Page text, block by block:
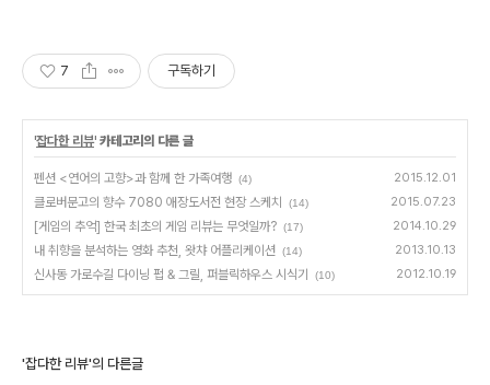
7 구독하기
'잡다한 리뷰' 카테고리의 다른 글
펜션 <연어의 고향>과 함께 한 가족여행 (4) 2015.12.01
클로버문고의 향수 7080 애장도서전 현장 스케치 (14) 2015.07.23
[게임의 추억] 한국 최초의 게임 리뷰는 무엇일까? (17) 2014.10.29
내 취향을 분석하는 영화 추천, 왓챠 어플리케이션 (14) 2013.10.13
신사동 가로수길 다이닝 펍 & 그릴, 퍼블릭하우스 시식기 (10) 2012.10.19
'잡다한 리뷰'의 다른글